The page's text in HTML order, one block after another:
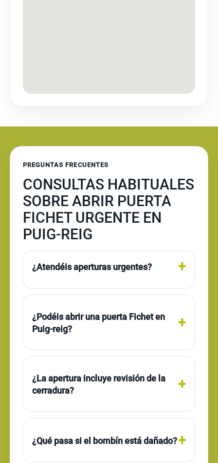
PREGUNTAS FRECUENTES
CONSULTAS HABITUALES
SOBRE ABRIR PUERTA
FICHET URGENTE EN
PUIG-REIG
¿Atendéis aperturas urgentes?
¿Podéis abrir una puerta Fichet en
Puig-reig?
¿La apertura incluye revisión de la
cerradura?
¿Qué pasa si el bombín está dañado?